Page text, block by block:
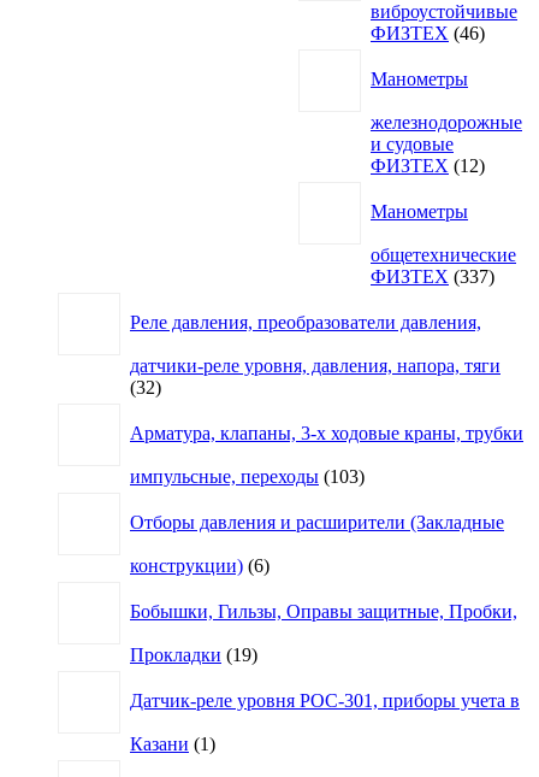
виброустойчивые
ФИЗТЕХ 4646
Манометры
железнодорожные
и судовые
ФИЗТЕХ
1212
Манометры
общетехнические
ФИЗТЕХ 337337
Реле давления, преобразователи давления,
датчики-реле уровня, давления, напора, тяги
3232
Арматура, клапаны, 3-х ходовые краны, трубки
импульсные, переходы 103103
Отборы давления и расширители (Закладные
конструкции) 66
Бобышки, Гильзы, Оправы защитные, Пробки,
Прокладки 1919
Датчик-реле уровня РОС-301, приборы учета в
Казани 11